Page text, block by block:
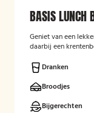
BASIS LUNCH
Geniet van een
daarbij een
Dranken
Broodjes
Bijgerechten